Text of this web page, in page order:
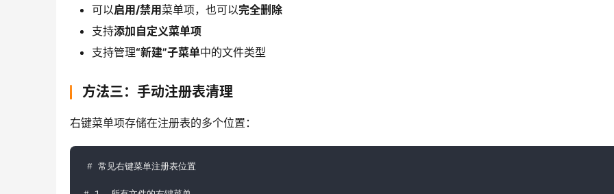
可以启用/禁用菜单项，也可以完全删除
支持添加自定义菜单项
支持管理“新建”子菜单中的文件类型
方法三：手动注册表清理
右键菜单项存储在注册表的多个位置：
# 常见右键菜单注册表位置